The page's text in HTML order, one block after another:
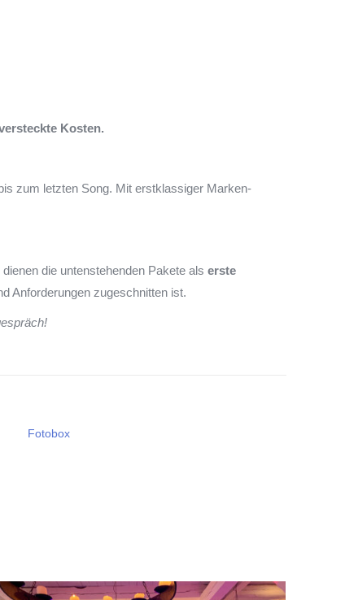
Kosten.
zum letzten Song. Mit erstklassiger Marken-
die untenstehenden Pakete als erste
Anforderungen zugeschnitten ist.
Fotobox